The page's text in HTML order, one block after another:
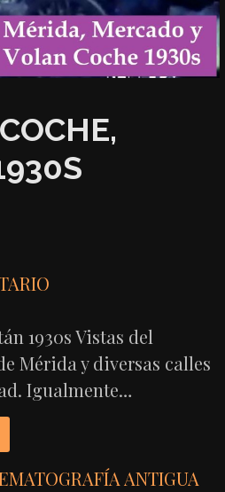
1930s Vistas del
Mérida y diversas calles
Igualmente…
ANTIGUA